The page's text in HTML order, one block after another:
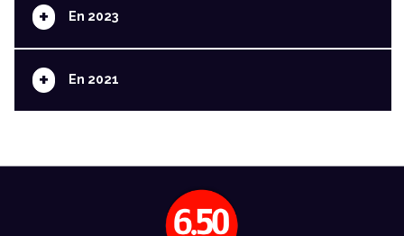
+ En 2023
+ En 2021